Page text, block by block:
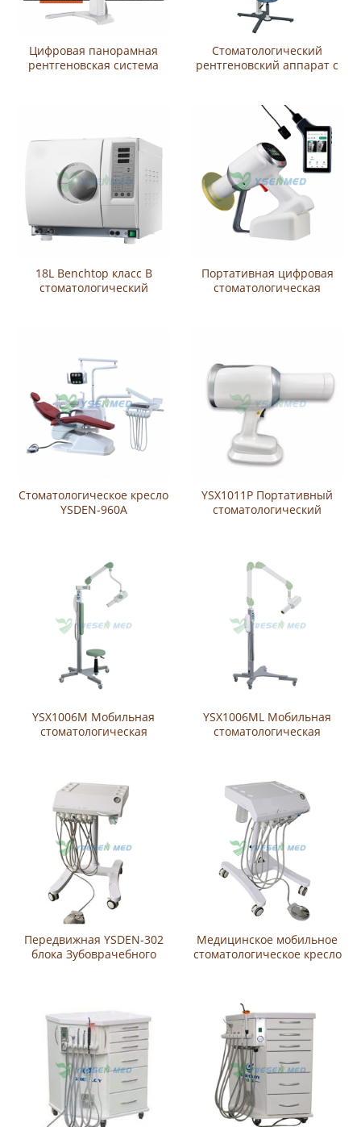
Цифровая панорамная
рентгеновская система
Стоматологический
рентгеновский аппарат с
18L Benchtop класс B
стоматологический
Портативная цифровая
стоматологическая
Стоматологическое кресло
YSDEN-960A
YSX1011P Портативный
стоматологический
YSX1006M Мобильная
стоматологическая
YSX1006ML Мобильная
стоматологическая
Передвижная YSDEN-302
блока Зубоврачебного
Медицинское мобильное
стоматологическое кресло